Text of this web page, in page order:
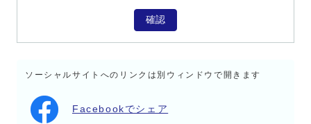
確認
ソーシャルサイトへのリンクは別ウィンドウで開きます
Facebookでシェア